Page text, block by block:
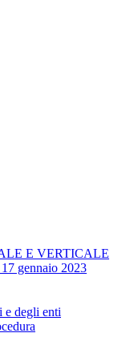
E VERTICALE
gennaio 2023
e degli enti